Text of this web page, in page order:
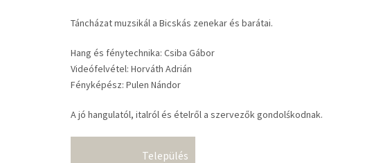
Táncházat muzsikál a Bicskás zenekar és barátai.
Hang és fénytechnika: Csiba Gábor
Videófelvétel: Horváth Adrián
Fényképész: Pulen Nándor
A jó hangulatól, italról és ételről a szervezők gondolśkodnak.
Település